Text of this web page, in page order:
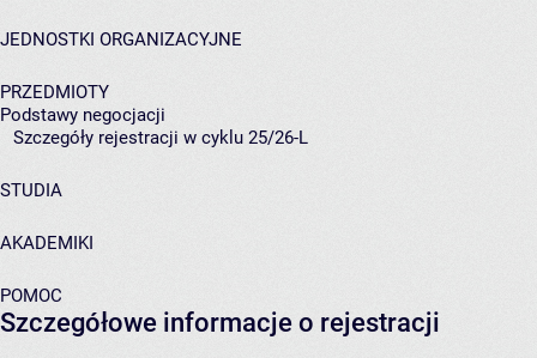
JEDNOSTKI ORGANIZACYJNE
PRZEDMIOTY
Podstawy negocjacji
Szczegóły rejestracji w cyklu 25/26-L
STUDIA
AKADEMIKI
POMOC
Szczegółowe informacje o rejestracji